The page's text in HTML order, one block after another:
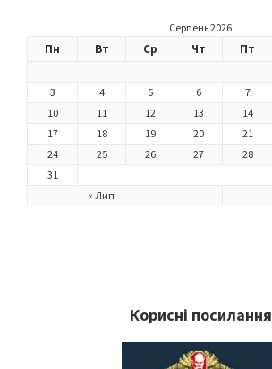
Серпень 2026
Пн Вт Ср Чт Пт
« Лип
3
4 5 6 7
10
11 12 13 14
17
18 19 20 21
24
25 26 27 28
31
Корисні посилання